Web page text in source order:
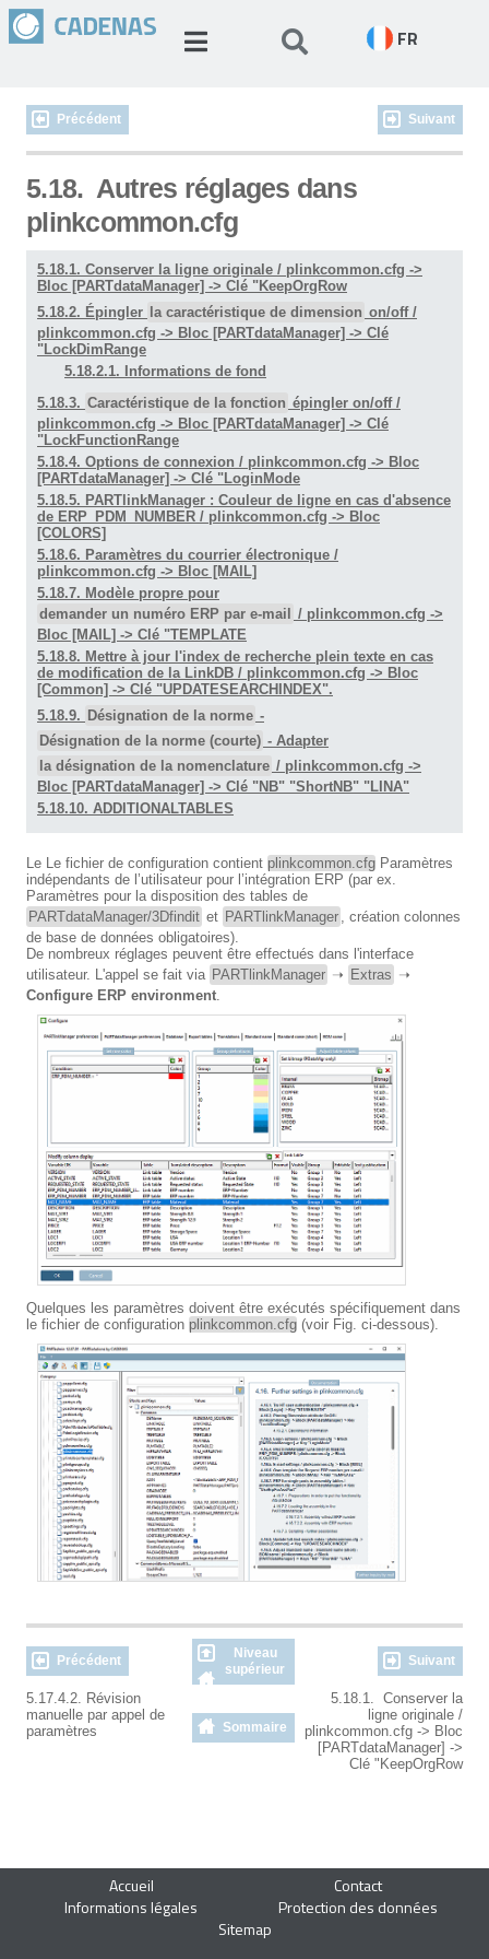
FR
Précédent Suivant
5.18. Autres réglages dans
plinkcommon.cfg
5.18.1. Conserver la ligne originale / plinkcommon.cfg ->
Bloc [PARTdataManager] -> Clé "KeepOrgRow
5.18.2. Épingler
la caractéristique de dimension on/off /
plinkcommon.cfg -> Bloc [PARTdataManager] -> Clé
"LockDimRange
5.18.2.1. Informations de fond
5.18.3. Caractéristique de la fonction épingler on/off /
plinkcommon.cfg -> Bloc [PARTdataManager] -> Clé
"LockFunctionRange
5.18.4. Options de connexion / plinkcommon.cfg -> Bloc
[PARTdataManager] -> Clé "LoginMode
5.18.5. PARTlinkManager : Couleur de ligne en cas d'absence
de ERP_PDM_NUMBER / plinkcommon.cfg -> Bloc
[COLORS]
5.18.6. Paramètres du courrier électronique /
plinkcommon.cfg -> Bloc [MAIL]
5.18.7. Modèle propre pour
demander un numéro ERP par e-mail
/ plinkcommon.cfg ->
Bloc [MAIL] -> Clé "TEMPLATE
5.18.8. Mettre à jour l'index de recherche plein texte en cas
de modification de la LinkDB / plinkcommon.cfg -> Bloc
[Common] -> Clé "UPDATESEARCHINDEX".
5.18.9. Désignation de la norme -
Désignation de la norme (courte) - Adapter
la désignation de la nomenclature / plinkcommon.cfg ->
Bloc [PARTdataManager] -> Clé "NB" "ShortNB" "LINA"
5.18.10. ADDITIONALTABLES
Le Le fichier de configuration contient plinkcommon.cfg Paramètres
indépendants de l’utilisateur pour l’intégration ERP (par ex.
Paramètres pour la disposition des tables de
PARTdataManager/3Dfindit et PARTlinkManager , création colonnes
de base de données obligatoires).
De nombreux réglages peuvent être effectués dans l'interface
utilisateur. L'appel se fait via PARTlinkManager ➝ Extras ➝
Configure ERP environment.
Quelques les paramètres doivent être exécutés spécifiquement dans
le fichier de configuration plinkcommon.cfg (voir Fig. ci-dessous).
Précédent
Niveau
supérieur
Suivant
5.17.4.2. Révision
manuelle par appel de
paramètres
Sommaire
5.18.1. Conserver la
ligne originale /
plinkcommon.cfg -> Bloc
[PARTdataManager] ->
Clé "KeepOrgRow
Accueil
Contact
Informations légales
Protection des données
Sitemap